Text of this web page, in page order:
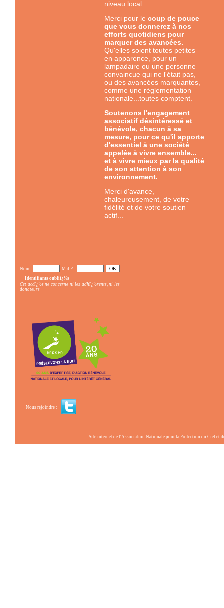
niveau local.
Merci pour le coup de pouce
que vous donnerez à nos
efforts quotidiens pour
marquer des avancées.
Qu'elles soient toutes petites
en apparence, pour un
lampadaire ou une personne
convaincue qui ne l'était pas,
ou des avancées marquantes,
comme une réglementation
nationale...toutes comptent.
Soutenons l'engagement
associatif désintéressé et
bénévole, chacun à sa
mesure, pour ce qu'il apporte
d'essentiel à une société
appelée à vivre ensemble...
et à vivre mieux par la qualité
de son attention à son
environnement.
Merci d'avance,
chaleureusement, de votre
fidélité et de votre soutien
actif...
Nom :
M.d.P. :
Identifiants oubliï¿½s
Cet accï¿½s ne concerne ni les adhï¿½rents, ni les
donateurs
Nous rejoindre :
Site internet de l'Association Nationale pour la Protection du Ciel et de